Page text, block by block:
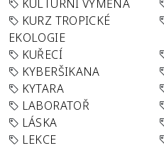
KULTURNÍ VÝMĚNA
KURZ TROPICKÉ
EKOLOGIE
KUŘECÍ
KYBERŠIKANA
KYTARA
LABORATOŘ
LÁSKA
LEKCE